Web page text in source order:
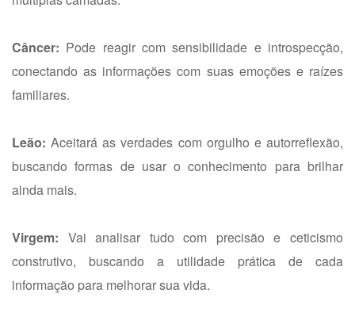
Câncer: Pode reagir com sensibilidade e introspecção,
conectando as informações com suas emoções e raízes
familiares.
Leão: Aceitará as verdades com orgulho e autorreflexão,
buscando formas de usar o conhecimento para brilhar
ainda mais.
Virgem: Vai analisar tudo com precisão e ceticismo
construtivo, buscando a utilidade prática de cada
informação para melhorar sua vida.